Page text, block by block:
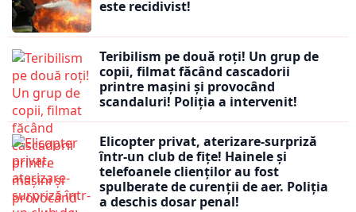
este recidivist!
Teribilism pe două roți! Un grup de
copii, filmat făcând cascadorii
printre mașini și provocând
scandaluri! Poliția a intervenit!
Elicopter privat, aterizare-surpriză
într-un club de fițe! Hainele și
telefoanele clienților au fost
spulberate de curenții de aer. Poliția
a deschis dosar penal!